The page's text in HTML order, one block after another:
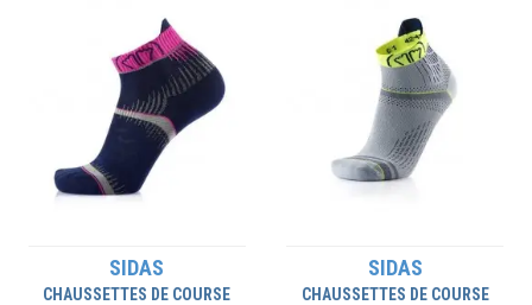
SIDAS
CHAUSSETTES DE COURSE
SIDAS
CHAUSSETTES DE COURSE